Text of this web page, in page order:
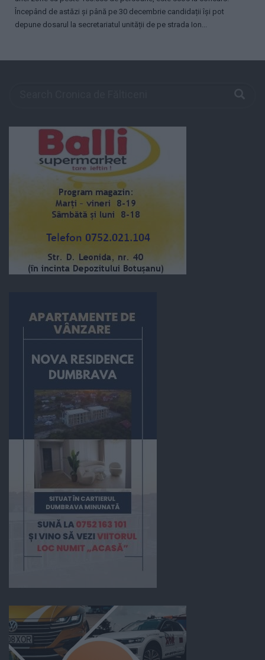
Începând de astăzi și până pe 30 decembrie candidații își pot
depune dosarul la secretariatul unității de pe strada Ion...